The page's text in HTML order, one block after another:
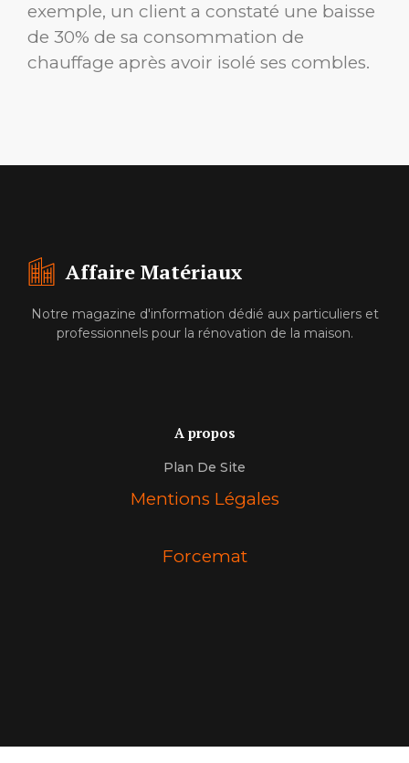
exemple, un client a constaté une baisse
de 30% de sa consommation de
chauffage après avoir isolé ses combles.
Affaire Matériaux
Notre magazine d'information dédié aux particuliers et
professionnels pour la rénovation de la maison.
A propos
Plan De Site
Mentions Légales
Forcemat